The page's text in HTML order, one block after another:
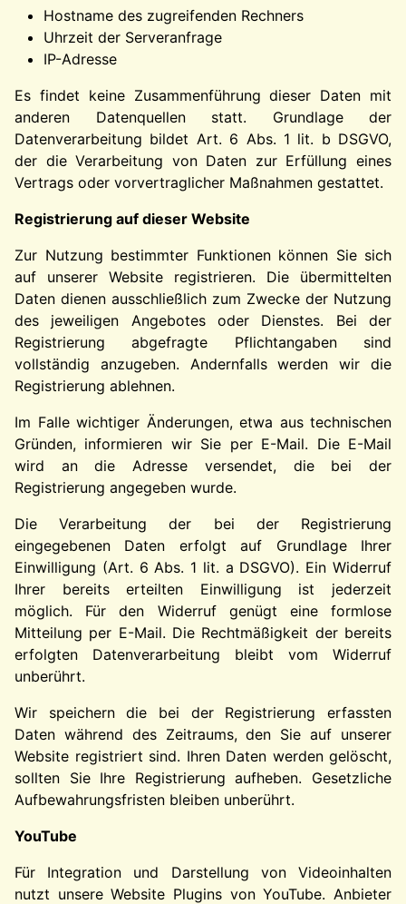
Hostname des zugreifenden Rechners
Uhrzeit der Serveranfrage
IP-Adresse
Es findet keine Zusammenführung dieser Daten mit
anderen Datenquellen statt. Grundlage der
Datenverarbeitung bildet Art. 6 Abs. 1 lit. b DSGVO,
der die Verarbeitung von Daten zur Erfüllung eines
Vertrags oder vorvertraglicher Maßnahmen gestattet.
Registrierung auf dieser Website
Zur Nutzung bestimmter Funktionen können Sie sich
auf unserer Website registrieren. Die übermittelten
Daten dienen ausschließlich zum Zwecke der Nutzung
des jeweiligen Angebotes oder Dienstes. Bei der
Registrierung abgefragte Pflichtangaben sind
vollständig anzugeben. Andernfalls werden wir die
Registrierung ablehnen.
Im Falle wichtiger Änderungen, etwa aus technischen
Gründen, informieren wir Sie per E-Mail. Die E-Mail
wird an die Adresse versendet, die bei der
Registrierung angegeben wurde.
Die Verarbeitung der bei der Registrierung
eingegebenen Daten erfolgt auf Grundlage Ihrer
Einwilligung (Art. 6 Abs. 1 lit. a DSGVO). Ein Widerruf
Ihrer bereits erteilten Einwilligung ist jederzeit
möglich. Für den Widerruf genügt eine formlose
Mitteilung per E-Mail. Die Rechtmäßigkeit der bereits
erfolgten Datenverarbeitung bleibt vom Widerruf
unberührt.
Wir speichern die bei der Registrierung erfassten
Daten während des Zeitraums, den Sie auf unserer
Website registriert sind. Ihren Daten werden gelöscht,
sollten Sie Ihre Registrierung aufheben. Gesetzliche
Aufbewahrungsfristen bleiben unberührt.
YouTube
Für Integration und Darstellung von Videoinhalten
nutzt unsere Website Plugins von YouTube. Anbieter